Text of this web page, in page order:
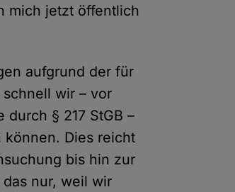
mich jetzt öffentlich
aufgrund der für
wir – vor
§ 217 StGB –
Dies reicht
bis hin zur
nur, weil wir